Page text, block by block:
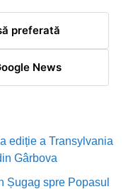
preferată
News
ediție a Transylvania
Gârbova
Șugag spre Popasul